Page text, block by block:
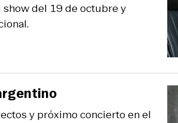
show del 19 de octubre y
y próximo concierto en el